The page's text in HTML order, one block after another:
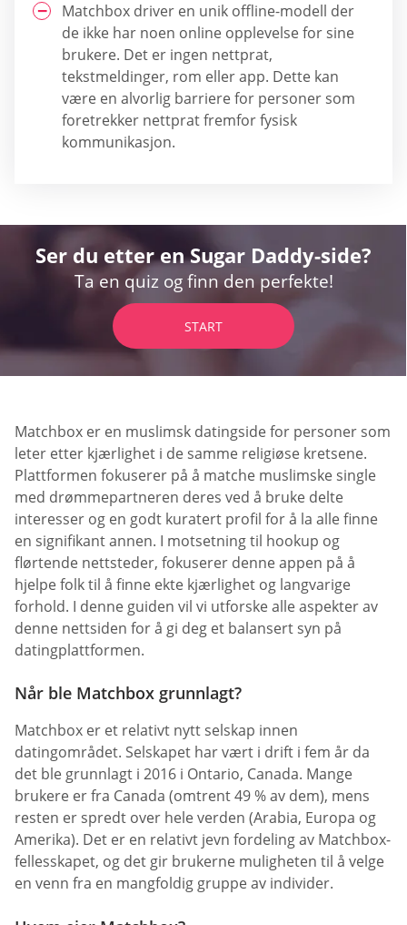
Matchbox driver en unik offline-modell der
de ikke har noen online opplevelse for sine
brukere. Det er ingen nettprat,
tekstmeldinger, rom eller app. Dette kan
være en alvorlig barriere for personer som
foretrekker nettprat fremfor fysisk
kommunikasjon.
Ser du etter en Sugar Daddy-side?
Ta en quiz og finn den perfekte!
START
Matchbox er en muslimsk datingside for personer som
leter etter kjærlighet i de samme religiøse kretsene.
Plattformen fokuserer på å matche muslimske single
med drømmepartneren deres ved å bruke delte
interesser og en godt kuratert profil for å la alle finne
en signifikant annen. I motsetning til hookup og
flørtende nettsteder, fokuserer denne appen på å
hjelpe folk til å finne ekte kjærlighet og langvarige
forhold. I denne guiden vil vi utforske alle aspekter av
denne nettsiden for å gi deg et balansert syn på
datingplattformen.
Når ble Matchbox grunnlagt?
Matchbox er et relativt nytt selskap innen
datingområdet. Selskapet har vært i drift i fem år da
det ble grunnlagt i 2016 i Ontario, Canada. Mange
brukere er fra Canada (omtrent 49 % av dem), mens
resten er spredt over hele verden (Arabia, Europa og
Amerika). Det er en relativt jevn fordeling av Matchbox-
fellesskapet, og det gir brukerne muligheten til å velge
en venn fra en mangfoldig gruppe av individer.